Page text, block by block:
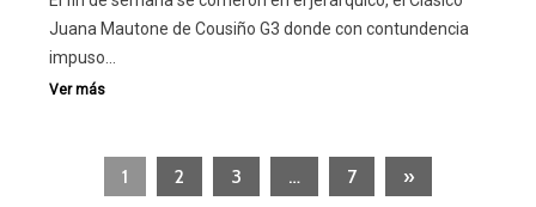
Juana Mautone de Cousiño G3 donde con contundencia
impuso…
1 2 3 … 7 »